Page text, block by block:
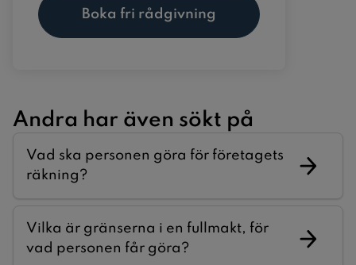
Boka fri rådgivning
Andra har även sökt på
Vad ska personen göra för företagets
räkning?
Vilka är gränserna i en fullmakt, för
vad personen får göra?